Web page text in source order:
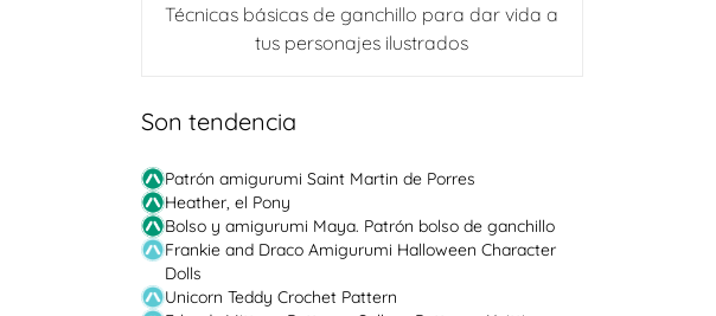
Técnicas básicas de ganchillo para dar vida a
tus personajes ilustrados
Son tendencia
Patrón amigurumi Saint Martin de Porres
Heather, el Pony
Bolso y amigurumi Maya. Patrón bolso de ganchillo
Frankie and Draco Amigurumi Halloween Character
Dolls
Unicorn Teddy Crochet Pattern